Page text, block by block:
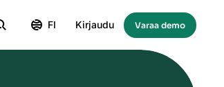
FI Kirjaudu Varaa demo